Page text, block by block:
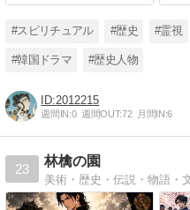
#スピリチュアル #歴史 #霊視
#韓国ドラマ #歴史人物
2012215
週間IN:0 週間OUT:72 月間IN:6
23
林檎の園